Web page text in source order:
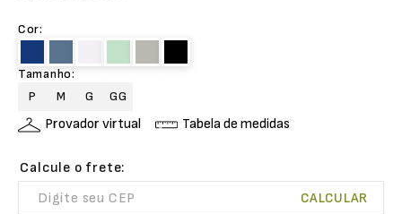
Cor:
Tamanho:
P
M G GG
Provador virtual Tabela de medidas